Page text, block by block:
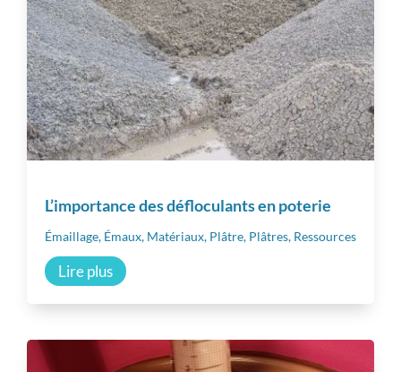
L’importance des défloculants en poterie
Émaillage, Émaux, Matériaux, Plâtre, Plâtres, Ressources
Lire plus